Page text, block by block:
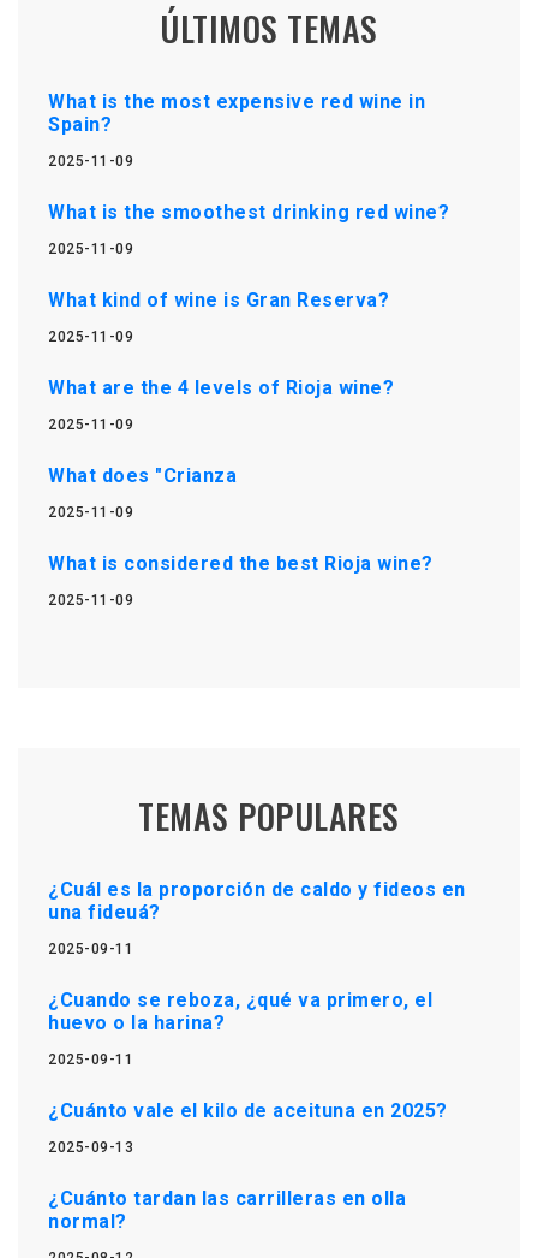
ÚLTIMOS TEMAS
What is the most expensive red wine in
Spain?
2025-11-09
What is the smoothest drinking red wine?
2025-11-09
What kind of wine is Gran Reserva?
2025-11-09
What are the 4 levels of Rioja wine?
2025-11-09
What does "Crianza
2025-11-09
What is considered the best Rioja wine?
2025-11-09
TEMAS POPULARES
¿Cuál es la proporción de caldo y fideos en
una fideuá?
2025-09-11
¿Cuando se reboza, ¿qué va primero, el
huevo o la harina?
2025-09-11
¿Cuánto vale el kilo de aceituna en 2025?
2025-09-13
¿Cuánto tardan las carrilleras en olla
normal?